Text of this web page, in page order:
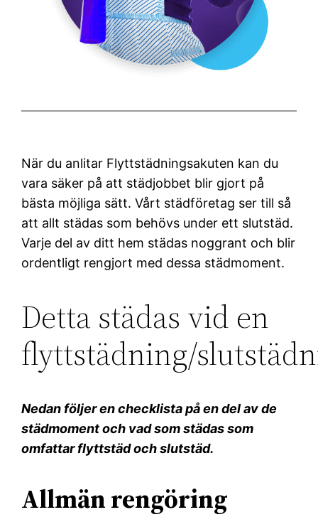
När du anlitar Flyttstädningsakuten kan du
vara säker på att städjobbet blir gjort på
bästa möjliga sätt. Vårt städföretag ser till så
att allt städas som behövs under ett slutstäd.
Varje del av ditt hem städas noggrant och blir
ordentligt rengjort med dessa städmoment.
Detta städas vid en
flyttstädning/
Nedan följer en checklista på en del av de
städmoment och vad som städas som
omfattar flyttstäd och slutstäd.
Allmän rengöring